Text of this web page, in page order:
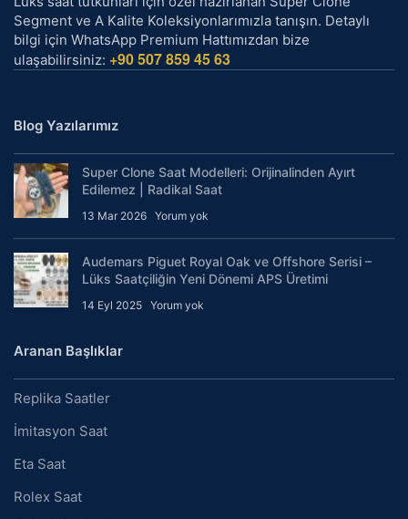
Segment ve A Kalite Koleksiyonlarımızla tanışın. Detaylı
bilgi için WhatsApp Premium Hattımızdan bize
ulaşabilirsiniz: +90 507 859 45 63
Blog Yazılarımız
Super Clone Saat Modelleri: Orijinalinden Ayırt
Edilemez | Radikal Saat
13 Mar 2026 Yorum yok
Audemars Piguet Royal Oak ve Offshore Serisi –
Lüks Saatçiliğin Yeni Dönemi APS Üretimi
14 Eyl 2025 Yorum yok
Aranan Başlıklar
Replika Saatler
İmitasyon Saat
Eta Saat
Rolex Saat